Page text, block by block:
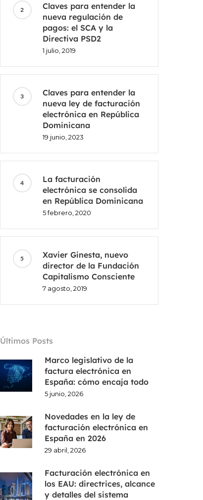
Claves para entender la
nueva regulación de
pagos: el SCA y la
Directiva PSD2
1 julio, 2019
Claves para entender la
nueva ley de facturación
electrónica en República
Dominicana
19 junio, 2023
La facturación
electrónica se consolida
en República Dominicana
5 febrero, 2020
Xavier Ginesta, nuevo
director de la Fundación
Capitalismo Consciente
7 agosto, 2019
Últimos Posts
Marco legislativo de la
factura electrónica en
España: cómo encaja todo
5 junio, 2026
Novedades en la ley de
facturación electrónica en
España en 2026
29 abril, 2026
Facturación electrónica en
los EAU: directrices, alcance
y detalles del sistema